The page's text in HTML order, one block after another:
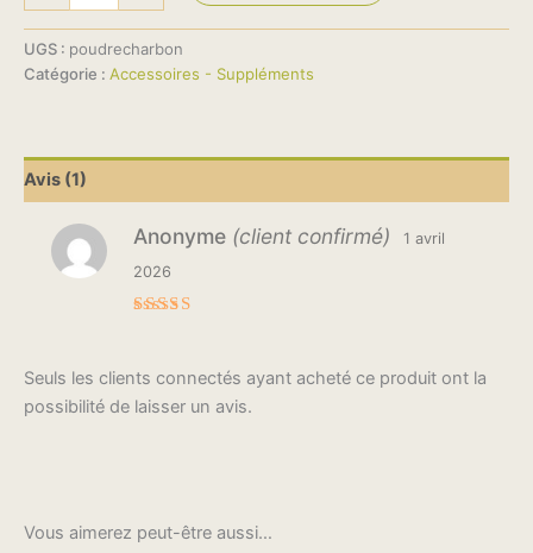
UGS : poudrecharbon
Catégorie : Accessoires - Suppléments
Avis (1)
Anonyme (client confirmé)
1 avril
2026
Seuls les clients connectés ayant acheté ce produit ont la
possibilité de laisser un avis.
Vous aimerez peut-être aussi…